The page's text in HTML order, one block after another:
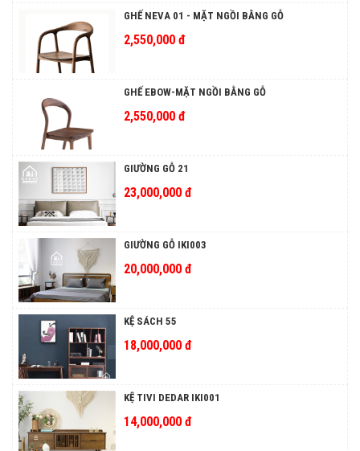
GHẾ NEVA 01 - MẶT NGỒI BẰNG GỖ
2,550,000 đ
GHẾ EBOW-MẶT NGỒI BẰNG GỖ
2,550,000 đ
GIƯỜNG GỖ 21
23,000,000 đ
GIƯỜNG GỖ IKI003
20,000,000 đ
KỆ SÁCH 55
18,000,000 đ
KỆ TIVI DEDAR IKI001
14,000,000 đ